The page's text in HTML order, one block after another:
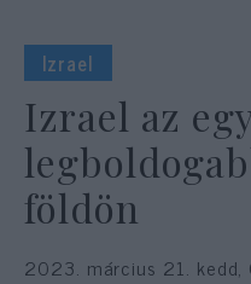
Izrael
Izrael az
földön
2023. március 21. kedd,